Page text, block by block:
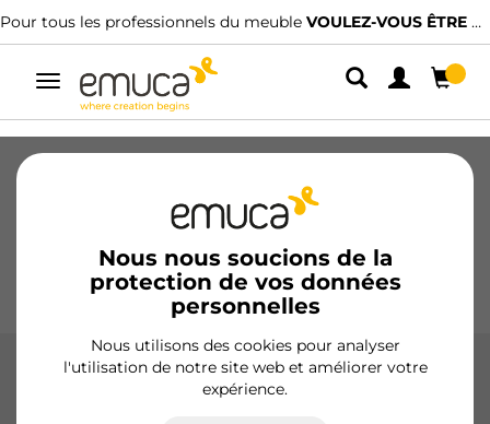
Pour tous les professionnels du meuble VOULEZ-VOUS ÊTRE CLIENT ?
Alterner
navigation
Nous nous soucions de la
protection de vos données
personnelles
Nous utilisons des cookies pour analyser
l'utilisation de notre site web et améliorer votre
expérience.
Charnières
Cuisine Montage
Poignées Pieds Présentoirs
Coulisses invisibles Brave